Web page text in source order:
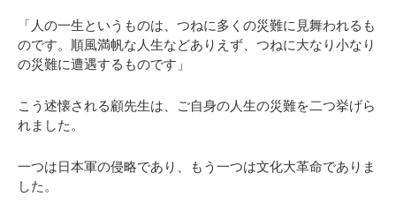
「人の一生というものは、つねに多くの災難に見舞われるも
のです。順風満帆な人生などありえず、つねに大なり小なり
の災難に遭遇するものです」
こう述懐される顧先生は、ご自身の人生の災難を二つ挙げら
れました。
一つは日本軍の侵略であり、もう一つは文化大革命でありま
した。